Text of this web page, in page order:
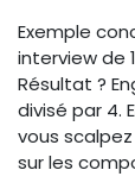
Exemple
interview de
Résultat ?
divisé par 4.
vous
sur les